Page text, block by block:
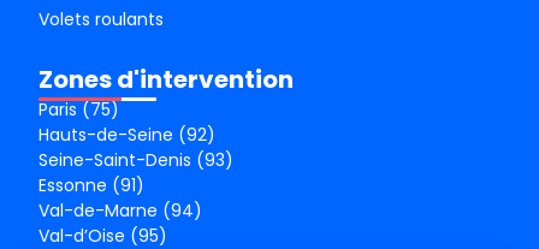
Volets roulants
Zones d'intervention
Paris (75)
Hauts-de-Seine (92)
Seine-Saint-Denis (93)
Essonne (91)
Val-de-Marne (94)
Val-d’Oise (95)